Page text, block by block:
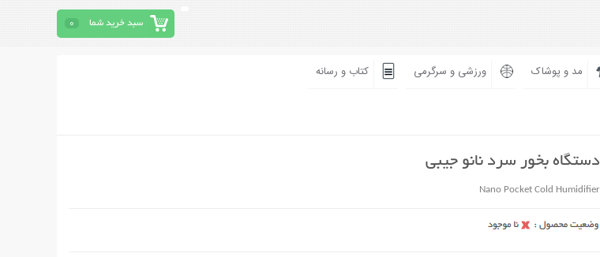
سبد خرید شما 0
مد و پوشاک ورزشی و سرگرمی کتاب و رسانه
دستگاه بخور سرد نانو جیبی
Nano Pocket Cold Humidifier